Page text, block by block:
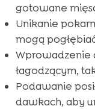
gotowane
Unikanie
mogą
Wprowadzenie
łagodzącym,
Podawanie
dawkach, aby